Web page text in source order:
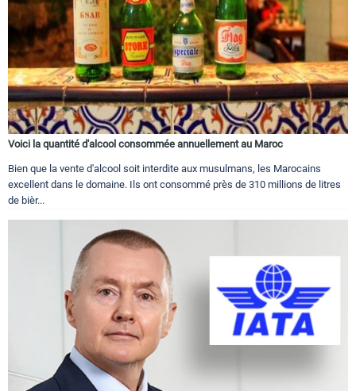
Voici la quantité d'alcool consommée annuellement au Maroc
Bien que la vente d'alcool soit interdite aux musulmans, les Marocains
excellent dans le domaine. Ils ont consommé près de 310 millions de litres
de bièr...